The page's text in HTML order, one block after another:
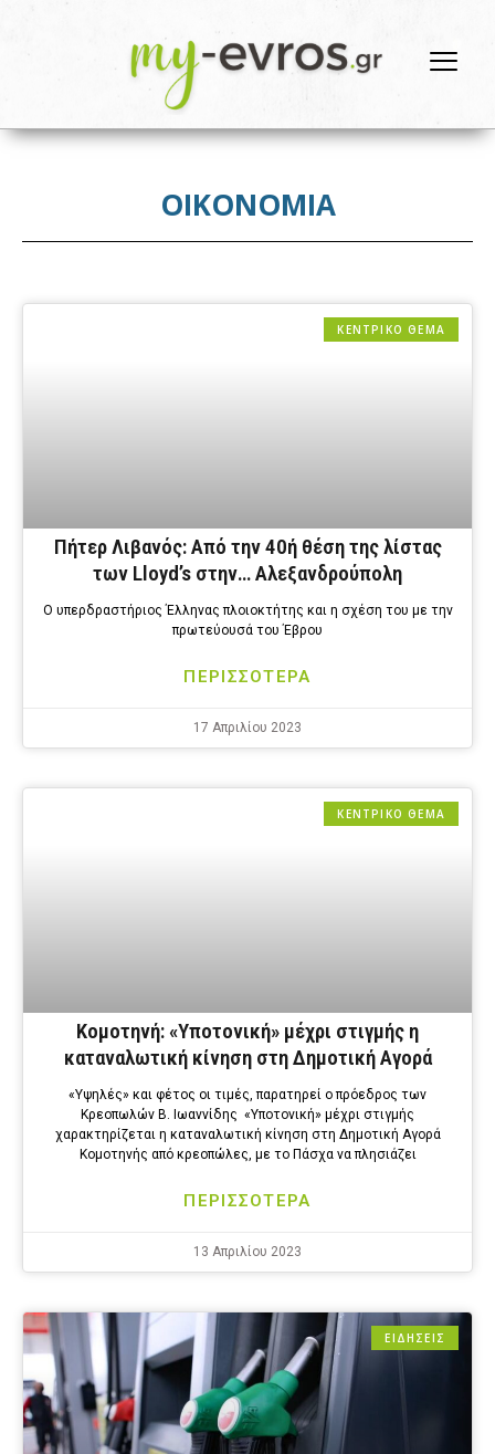
ΟΙΚΟΝΟΜΙΑ
ΚΕΝΤΡΙΚΟ ΘΕΜΑ
Πήτερ Λιβανός: Από την 40ή θέση της λίστας
των Lloyd’s στην… Αλεξανδρούπολη
Ο υπερδραστήριος Έλληνας πλοιοκτήτης και η σχέση του με την
πρωτεύουσά του Έβρου
ΠΕΡΙΣΣΟΤΕΡΑ
17 Απριλίου 2023
ΚΕΝΤΡΙΚΟ ΘΕΜΑ
Κομοτηνή: «Υποτονική» μέχρι στιγμής η
καταναλωτική κίνηση στη Δημοτική Αγορά
«Υψηλές» και φέτος οι τιμές, παρατηρεί ο πρόεδρος των
Κρεοπωλών Β. Ιωαννίδης «Υποτονική» μέχρι στιγμής
χαρακτηρίζεται η καταναλωτική κίνηση στη Δημοτική Αγορά
Κομοτηνής από κρεοπώλες, με το Πάσχα να πλησιάζει
ΠΕΡΙΣΣΟΤΕΡΑ
13 Απριλίου 2023
ΕΙΔΗΣΕΙΣ